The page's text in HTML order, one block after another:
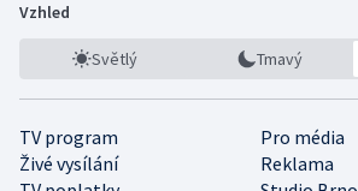
Vzhled
Světlý Tmavý
TV program
Pro média
Živé vysílání
Reklama